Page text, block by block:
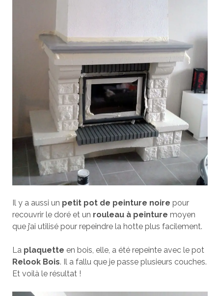
Il y a aussi un petit pot de peinture noire pour
recouvrir le doré et un rouleau à peinture moyen
que j’ai utilisé pour repeindre la hotte plus facilement.
La plaquette en bois, elle, a été repeinte avec le pot
Relook Bois. Il a fallu que je passe plusieurs couches.
Et voilà le résultat !